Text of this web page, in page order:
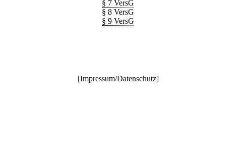
§ 7 VersG
§ 8 VersG
§ 9 VersG
[Impressum/Datenschutz]